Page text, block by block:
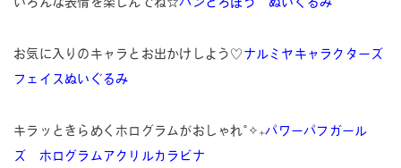
お気に入りのキャラとお出かけしよう♡ ナルミヤキャラクターズ
フェイスぬいぐるみ
キラッときらめくホログラムがおしゃれ˚✧₊パワーパフガール
ズ ホログラムアクリルカラビナ